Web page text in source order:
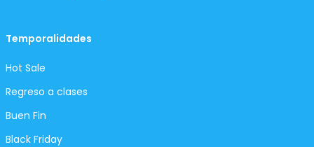
Temporalidades
Hot Sale
Regreso a clases
Buen Fin
Black Friday